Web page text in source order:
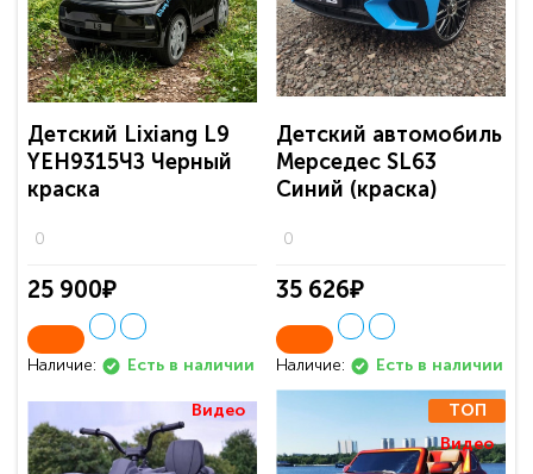
Детский Lixiang L9
YEH9315ЧЗ Черный
краска
0
25 900₽
Наличие: Есть в наличии
Детский автомобиль
Мерседес SL63
Синий (краска)
0
35 626₽
Наличие: Есть в наличии
Видео
ТОП
Видео